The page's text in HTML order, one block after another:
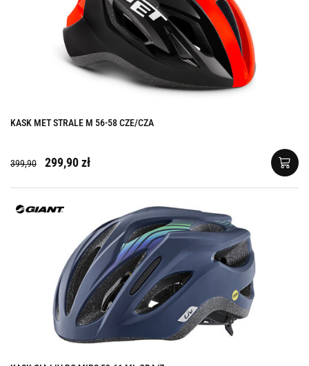
KASK MET STRALE M 56-58 CZE/CZA
399,90 299,90 zł